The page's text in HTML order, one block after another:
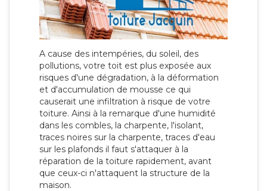
A cause des intempéries, du soleil, des
pollutions, votre toit est plus exposée aux
risques d'une dégradation, à la déformation
et d'accumulation de mousse ce qui
causerait une infiltration à risque de votre
toiture. Ainsi à la remarque d'une humidité
dans les combles, la charpente, l'isolant,
traces noires sur la charpente, traces d'eau
sur les plafonds il faut s'attaquer à la
réparation de la toiture rapidement, avant
que ceux-ci n'attaquent la structure de la
maison.